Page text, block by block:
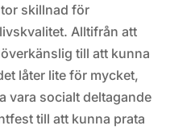
skillnad för
Alltifrån att
till att kunna
låter lite för mycket,
vara socialt deltagande
till att kunna prata